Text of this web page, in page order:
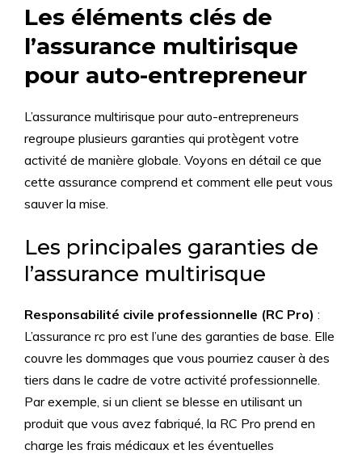
Les éléments clés de
l’assurance multirisque
pour auto-entrepreneur
L’assurance multirisque pour auto-entrepreneurs
regroupe plusieurs garanties qui protègent votre
activité de manière globale. Voyons en détail ce que
cette assurance comprend et comment elle peut vous
sauver la mise.
Les principales garanties de
l’assurance multirisque
Responsabilité civile professionnelle (RC Pro) :
L’assurance rc pro est l’une des garanties de base. Elle
couvre les dommages que vous pourriez causer à des
tiers dans le cadre de votre activité professionnelle.
Par exemple, si un client se blesse en utilisant un
produit que vous avez fabriqué, la RC Pro prend en
charge les frais médicaux et les éventuelles